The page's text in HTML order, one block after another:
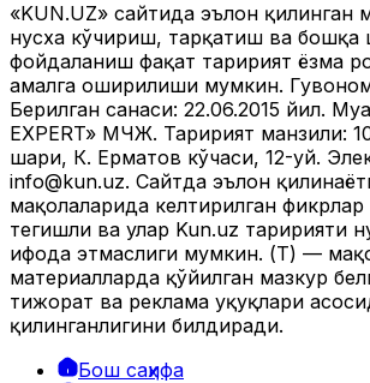
«KUN.UZ» сайтида эълон қилинган
нусха кўчириш, тарқатиш ва бошқа
фойдаланиш фақат таҳририят ёзма
амалга оширилиши мумкин.
Берилган санаси: 22.06.2015 йил.
EXPERT» МЧЖ. Таҳририят манзили:
шаҳри, К. Ерматов кўчаси, 12-уй.
info@kun.uz. Сайтда эълон
мақолаларида келтирилган
тегишли ва улар Kun.uz таҳририяти
ифода этмаслиги мумкин. (Т) —
материалларда қўйилган мазкур
тижорат ва реклама ҳуқуқлари
қилинганлигини билдиради.
Бош саҳифа